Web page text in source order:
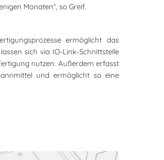
Monaten“, so Greif.
ermöglicht das
sich via IO-Link-Schnittstelle
nutzen. Außerdem erfasst
und ermöglicht so eine